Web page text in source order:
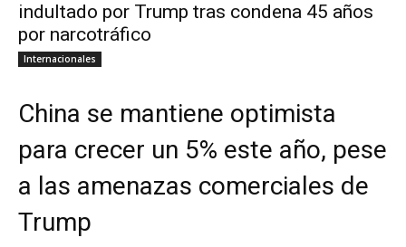
indultado por Trump tras condena 45 años
por narcotráfico
Internacionales
China se mantiene optimista
para crecer un 5% este año, pese
a las amenazas comerciales de
Trump